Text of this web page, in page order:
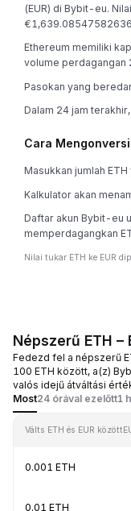
(EUR) di Bybit-eu.
Ethereum memiliki
volume perdagangan
Pasokan yang
Dalam 24 jam
Cara Mengonversi
Masukkan jumlah
Kalkulator akan
Daftar akun Bybit-eu
memperdagangkan
Nilai tukar ETH ke EUR
Népszerű ETH –
Fedezd fel a népszerű
100 ETH között, a(z)
valós idejű átváltási
Most24 órával ezelőtt1
Válts ETH és EUR között
0.001 ETH
0.01 ETH